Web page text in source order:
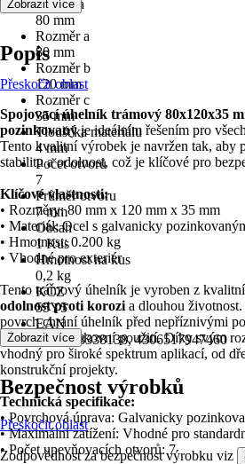
Hloubka
80 mm
Rozměr a
80 mm
Rozměr b
120 mm
Rozměr c
35 mm
Tloušťka materiálu
4 mm
Počet otvorů
7
Průměr otvoru
7 mm
Obsah
1 Kus
Hmotnost na kus
0,2 kg
KČZ
55Y5
EAN
4004338338138, 4306517947460
Zobrazit více
Popis
Přeskočit oblast
Spojovací úhelník trámový 80x120x35
pozinkovanýje ideálním řešením pro
Tento kvalitní výrobek je navržen tak, aby
stabilitu a odolnost, což je klíčové pro
Klíčové vlastnosti:
• Rozměry: 80 mm x 120 mm x 35 mm
• Materiál: Ocel s galvanicky
• Hmotnost: 0.200 kg
• Vhodné pro exteriér
Tento trámový úhelník je vyroben z
odolnost proti korozi a dlouhou
povrch chrání úhelník před nepříznivými
ideální pro venkovní použití. Díky svým
vhodný pro široké spektrum aplikací, od
konstrukční projekty.
Technická specifikace:
• Povrchová úprava: Galvanicky
• Maximální zatížení: Vhodné pro
• Počet upevňovacích otvorů: 7
Zobrazit více
Bezpečnost výrobků
Přeskočit oblast
Zodpovědnost za bezpečnost výrobku viz